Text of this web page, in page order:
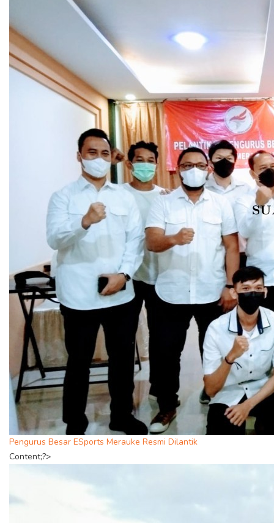
Pengurus Besar ESports Merauke Resmi Dilantik
Content;?>